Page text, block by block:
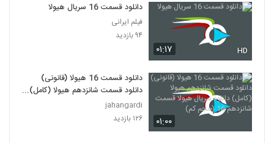
۰۱:۱۷ HD
دانلود قسمت 16 سریال هیولا
فیلم ایرانی
۹۴ بازدید
۰۱:۰۰
دانلود قسمت 16 هیولا (قانونی)
دانلود قسمت شانزدهم هیولا (کامل)
دانلود سریال هیولا قسمت شانزدهم
16 (حجم کم)
jahangardi
۱۲۶ بازدید